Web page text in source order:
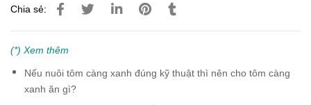
Chia sẻ:
(*) Xem thêm
Nếu nuôi tôm càng xanh đúng kỹ thuật thì nên cho tôm càng
xanh ăn gì?